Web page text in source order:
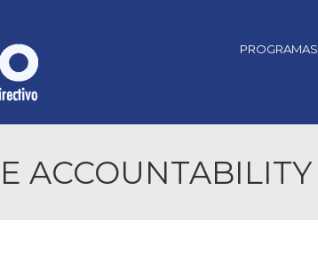
PROGRAMAS
ACCOUNTABILITY